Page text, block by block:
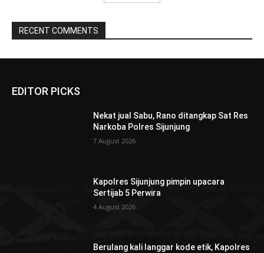
RECENT COMMENTS
EDITOR PICKS
Nekat jual Sabu, Rano ditangkap Sat Res
Narkoba Polres Sijunjung
7 August 2026
Kapolres Sijunjung pimpin upacara
Sertijab 5 Perwira
4 August 2026
Berulang kali langgar kode etik, Kapolres